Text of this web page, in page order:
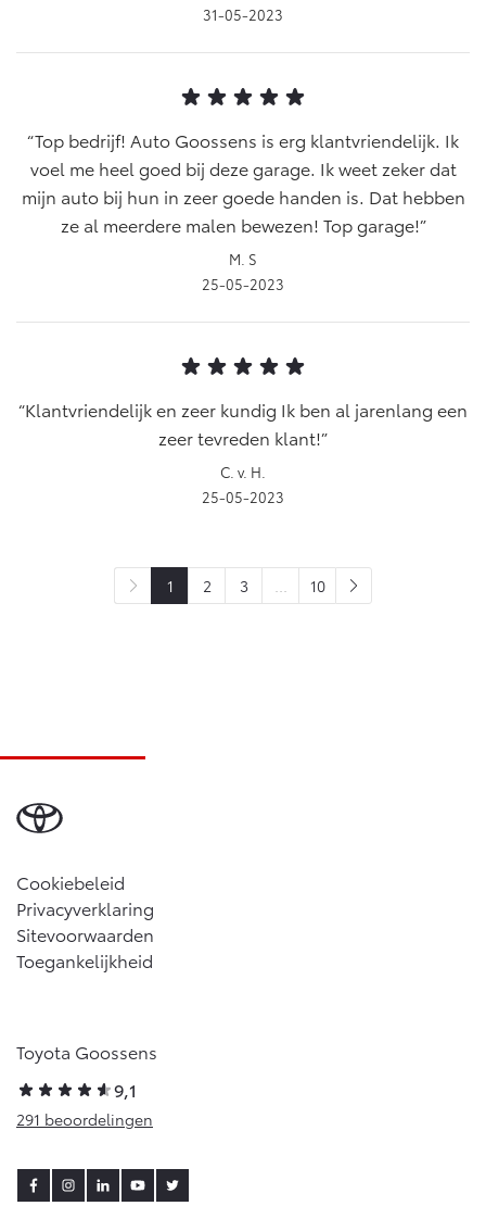
31-05-2023
Top bedrijf! Auto Goossens is erg klantvriendelijk. Ik
voel me heel goed bij deze garage. Ik weet zeker dat
mijn auto bij hun in zeer goede handen is. Dat hebben
ze al meerdere malen bewezen! Top garage!
M. S
25-05-2023
Klantvriendelijk en zeer kundig Ik ben al jarenlang een
zeer tevreden klant!
C. v. H.
25-05-2023
1 2 3 ... 10
Cookiebeleid
Privacyverklaring
Sitevoorwaarden
Toegankelijkheid
Toyota Goossens
9,1
291 beoordelingen